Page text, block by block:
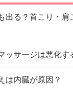
出る？首こり・肩
ッサージは悪化す
は内臓が原因？